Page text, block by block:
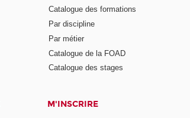
Catalogue des formations
Par discipline
Par métier
Catalogue de la FOAD
Catalogue des stages
M'INSCRIRE